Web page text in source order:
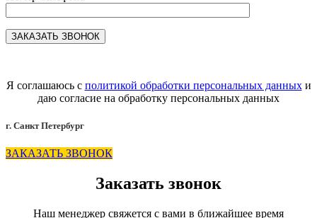
Я соглашаюсь с политикой обработки персональных данныхи
даю согласие на обработку персональных данных
г. Санкт Петербург
ЗАКАЗАТЬ ЗВОНОК
Заказать звонок
Наш менеджер свяжется с вами в ближайшее время